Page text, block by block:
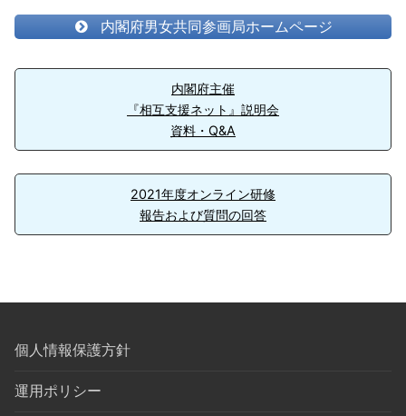
内閣府男女共同参画局ホームページ
内閣府主催
『相互支援ネット』説明会
資料・Q&A
2021年度オンライン研修
報告および質問の回答
個人情報保護方針
運用ポリシー